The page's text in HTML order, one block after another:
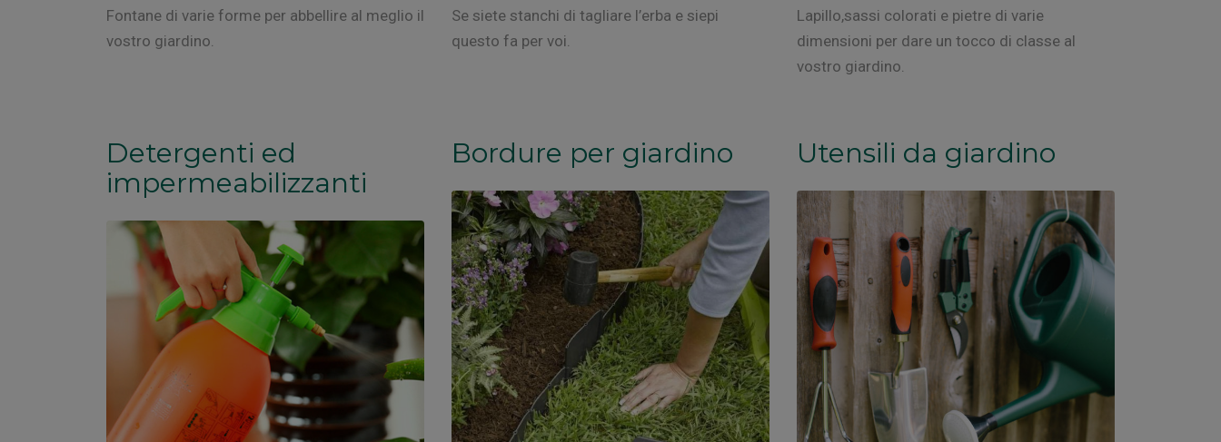
Fontane di varie forme per abbellire al meglio il
vostro giardino.
Se siete stanchi di tagliare l’erba e siepi
questo fa per voi.
Lapillo,sassi colorati e pietre di varie
dimensioni per dare un tocco di classe al
vostro giardino.
Detergenti ed
impermeabilizzanti
Bordure per giardino Utensili da giardino